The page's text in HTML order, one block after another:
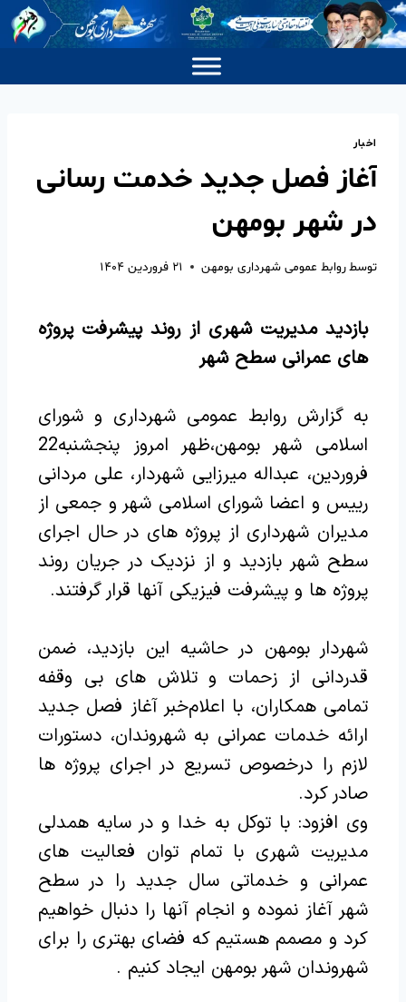
اخبار
آغاز فصل جدید خدمت رسانی
در شهر بومهن
توسطروابط عمومی شهرداری بومهن ۲۱ فروردین ۱۴۰۴
بازدید مدیریت شهری از روند پیشرفت پروژه
های عمرانی سطح شهر
به گزارش روابط عمومی شهرداری و شورای
اسلامی شهر بومهن،ظهر امروز پنجشنبه22
فروردین، عبداله میرزایی شهردار، علی مردانی
رییس و اعضا شورای اسلامی شهر و جمعی از
مدیران شهرداری از پروژه های در حال اجرای
سطح شهر بازدید و از نزدیک در جریان روند
پروژه ها و پیشرفت فیزیکی آنها قرار گرفتند.
شهردار بومهن در حاشیه این بازدید، ضمن
قدردانی از زحمات و تلاش های بی وقفه
تمامی همکاران، با اعلام‌خبر آغاز فصل جدید
ارائه خدمات عمرانی به شهروندان، دستورات
لازم را درخصوص تسریع در اجرای پروژه ها
صادر کرد.
وی افزود: با توکل به خدا و در سایه همدلی
مدیریت شهری با تمام توان فعالیت های
عمرانی و خدماتی سال جدید را در سطح
شهر آغاز نموده و انجام آنها را دنبال خواهیم
کرد و مصمم هستیم که فضای بهتری را برای
شهروندان شهر بومهن ایجاد کنیم .